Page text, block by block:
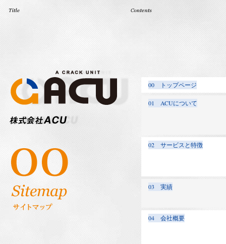
00 トップページ
01 ACUについて
02 サービスと特徴
03 実績
04 会社概要